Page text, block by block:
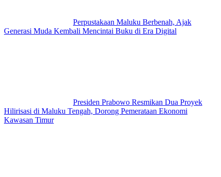
Perpustakaan Maluku Berbenah, Ajak
Generasi Muda Kembali Mencintai Buku di Era Digital
Presiden Prabowo Resmikan Dua Proyek
Hilirisasi di Maluku Tengah, Dorong Pemerataan Ekonomi
Kawasan Timur